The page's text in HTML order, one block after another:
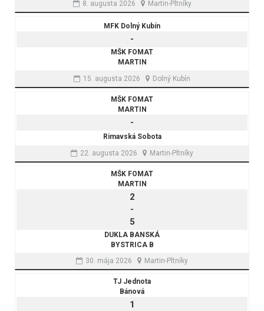
8. augusta 2026
Martin-Pltníky
MFK Dolný Kubín
-
MŠK FOMAT
MARTIN
15. augusta 2026
Dolný Kubín
MŠK FOMAT
MARTIN
-
Rimavská Sobota
22. augusta 2026
Martin-Pltníky
MŠK FOMAT
MARTIN
2
-
5
DUKLA BANSKÁ
BYSTRICA B
30. mája 2026
Martin-Pltníky
TJ Jednota
Bánová
1